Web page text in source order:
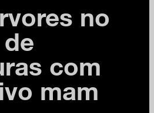
no
com
mam